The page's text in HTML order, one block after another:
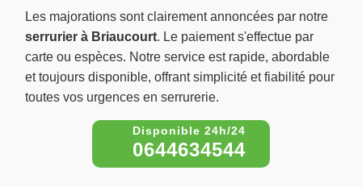
Les majorations sont clairement annoncées par notre
serrurier à Briaucourt. Le paiement s'effectue par
carte ou espèces. Notre service est rapide, abordable
et toujours disponible, offrant simplicité et fiabilité pour
toutes vos urgences en serrurerie.
0644634544